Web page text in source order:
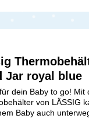
Jar royal blue
dein Baby to go! Mit
von LÄSSIG
Baby auch